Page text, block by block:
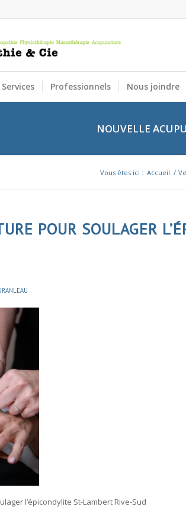
Services Professionnels Nous joindre
NOUVELLE
Vous êtes ici : Accueil /
POUR SOULAGER
l’épicondylite St-Lambert Rive-Sud